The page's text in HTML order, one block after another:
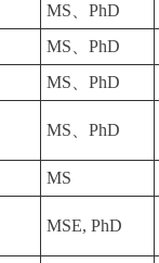
MS、PhD
MS、PhD
MS、PhD
MS、PhD
MS
MSE, PhD